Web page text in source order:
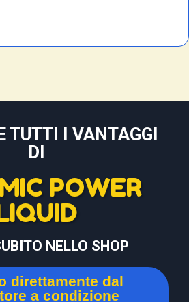
TUTTI I VANTAGGI
DI
POWER
NELLO SHOP
direttamente dal
a condizione